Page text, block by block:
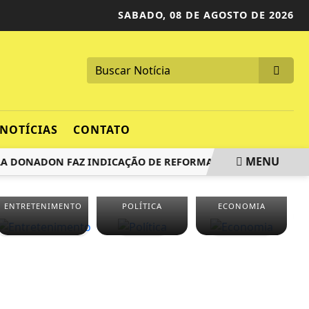
SABADO, 08 DE AGOSTO DE 2026
NOTÍCIAS CONTATO
FAZ INDICAÇÃO DE REFORMA URGENTE DA
MENU
ENTRETENIMENTO POLÍTICA ECONOMIA